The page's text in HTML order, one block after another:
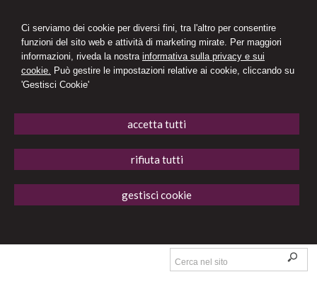
Ci serviamo dei cookie per diversi fini, tra l'altro per consentire
funzioni del sito web e attività di marketing mirate. Per maggiori
informazioni, riveda la nostra informativa sulla privacy e sui
cookie. Può gestire le impostazioni relative ai cookie, cliccando su
'Gestisci Cookie'
accetta tutti
rifiuta tutti
gestisci cookie